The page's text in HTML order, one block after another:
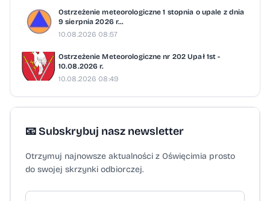
Ostrzeżenie meteorologiczne 1 stopnia o upale z dnia
9 sierpnia 2026 r...
10.08.2026 08:57
Ostrzeżenie Meteorologiczne nr 202 Upał 1st -
10.08.2026 r.
10.08.2026 08:49
📧 Subskrybuj nasz newsletter
Otrzymuj najnowsze aktualności z Oświęcimia prosto
do swojej skrzynki odbiorczej.